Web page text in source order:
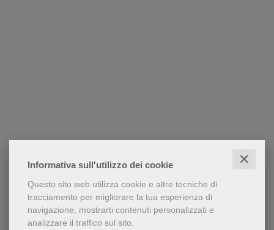
Informativa sull'utilizzo dei cookie ✕
Questo sito web utilizza cookie e altre tecniche di
tracciamento per migliorare la tua esperienza di
navigazione, mostrarti contenuti personalizzati e
analizzare il traffico sul sito.